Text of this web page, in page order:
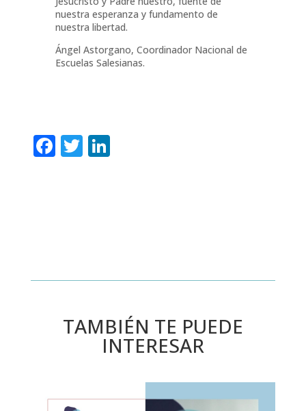
nuestra esperanza y fundamento de
nuestra libertad.
Ángel Astorgano, Coordinador Nacional de
Escuelas Salesianas.
Facebook
Twitter
LinkedIn
TAMBIÉN TE PUEDE
INTERESAR